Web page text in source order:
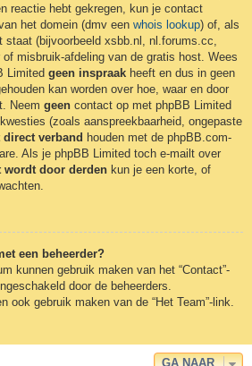
reactie hebt gekregen, kun je contact
het domein (dmv een whois lookup) of, als
(bijvoorbeeld xsbb.nl, nl.forums.cc,
misbruik-afdeling van de gratis host. Wees
Limited geen inspraak heeft en dus in geen
kan worden over hoe, waar en door
Neem geen contact op met phpBB Limited
(zoals aanspreekbaarheid, ongepaste
direct verband houden met de phpBB.com-
Als je phpBB Limited toch e-mailt over
wordt door derden kun je een korte, of
een beheerder?
kunnen gebruik maken van het “Contact”-
door de beheerders.
ook gebruik maken van de “Het Team”-link.
GA NAAR